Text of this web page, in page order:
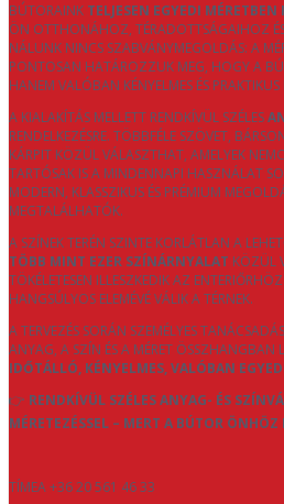
BÚTORAINK TELJESEN EGYEDI MÉRETBEN
ÖN OTTHONÁHOZ, TÉRADOTTSÁGAIHOZ
NÁLUNK NINCS SZABVÁNYMEGOLDÁS: A
PONTOSAN HATÁROZZUK MEG, HOGY A
HANEM VALÓBAN KÉNYELMES ÉS PRAKTIKUS
A KIALAKÍTÁS MELLETT RENDKÍVÜL SZÉLES
RENDELKEZÉSRE. TÖBBFÉLE SZÖVET,
KÁRPIT KÖZÜL VÁLASZTHAT, AMELYEK
TARTÓSAK IS A MINDENNAPI HASZNÁLAT
MODERN, KLASSZIKUS ÉS PRÉMIUM
MEGTALÁLHATÓK.
A SZÍNEK TERÉN SZINTE KORLÁTLAN A
TÖBB MINT EZER SZÍNÁRNYALAT KÖZÜL
TÖKÉLETESEN ILLESZKEDIK AZ
HANGSÚLYOS ELEMÉVÉ VÁLIK A TÉRNEK.
A TERVEZÉS SORÁN SZEMÉLYES
ANYAG, A SZÍN ÉS A MÉRET ÖSSZHANGBAN
IDŐTÁLLÓ, KÉNYELMES, VALÓBAN
👉 RENDKÍVÜL SZÉLES ANYAG- ÉS
MÉRETEZÉSSEL – MERT A BÚTOR
TÍMEA +36 20 561 46 33